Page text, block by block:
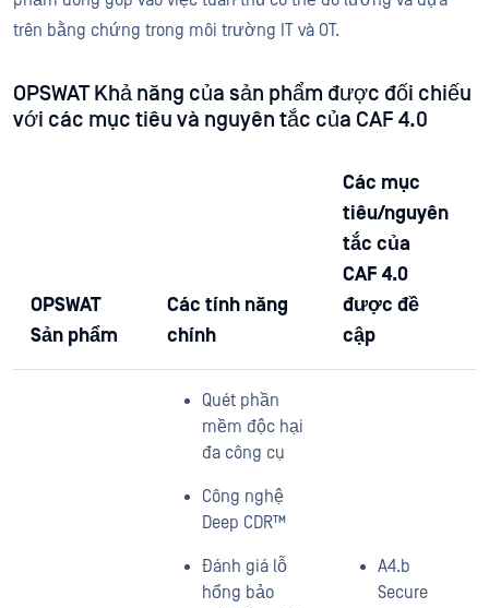
trên bằng chứng trong môi trường IT và OT.
OPSWAT Khả năng của sản phẩm được đối chiếu
với các mục tiêu và nguyên tắc của CAF 4.0
OPSWAT
Sản phẩm
Các tính năng
chính
Các mục
tiêu/nguyên
tắc của
CAF 4.0
được đề
cập
Quét phần
mềm độc hại
đa công cụ
Công nghệ
Deep CDR™
Đánh giá lỗ
hổng bảo
A4.b
Secure